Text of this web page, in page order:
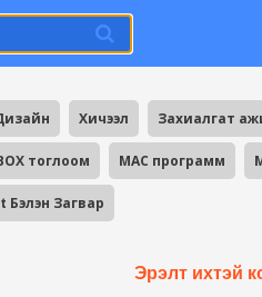
Хичээл Захиалгат
тоглоом MAC программ
Бэлэн Загвар
Эрэлт ихтэй